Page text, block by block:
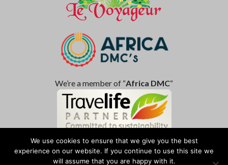
We’re a member of “Africa DMC“
Contact us!
Eu general data protection
We use cookies to ensure that we give you the best
experience on our website. If you continue to use this site we
will assume that you are happy with it.